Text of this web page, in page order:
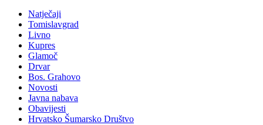
Natječaji
Tomislavgrad
Livno
Kupres
Glamoč
Drvar
Bos. Grahovo
Novosti
Javna nabava
Obavijesti
Hrvatsko Šumarsko Društvo